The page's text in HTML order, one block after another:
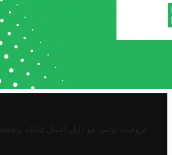
تروفيت تونس هو دليل أعمال تملكه